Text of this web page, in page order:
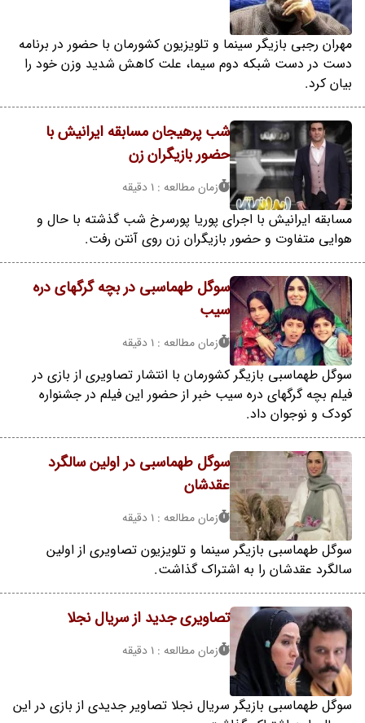
مهران رجبی بازیگر سینما و تلویزیون کشورمان با حضور در برنامه
دست در دست شبکه دوم سیما، علت کاهش شدید وزن خود را
بیان کرد.
شب پرهیجان مسابقه ایرانیش با
حضور بازیگران زن
زمان مطالعه : 1 دقیقه
مسابقه ایرانیش با اجرای پوریا پورسرخ شب گذشته با حال و
هوایی متفاوت و حضور بازیگران زن روی آنتن رفت.
سوگل طهماسبی در بچه گرگهای دره
سیب
زمان مطالعه : 1 دقیقه
سوگل طهماسبی بازیگر کشورمان با انتشار تصاویری از بازی در
فیلم بچه گرگهای دره سیب خبر از حضور این فیلم در جشنواره
کودک و نوجوان داد.
سوگل طهماسبی در اولین سالگرد
عقدشان
زمان مطالعه : 1 دقیقه
سوگل طهماسبی بازیگر سینما و تلویزیون تصاویری از اولین
سالگرد عقدشان را به اشتراک گذاشت.
تصاویری جدید از سریال نجلا
زمان مطالعه : 1 دقیقه
سوگل طهماسبی بازیگر سریال نجلا تصاویر جدیدی از بازی در این